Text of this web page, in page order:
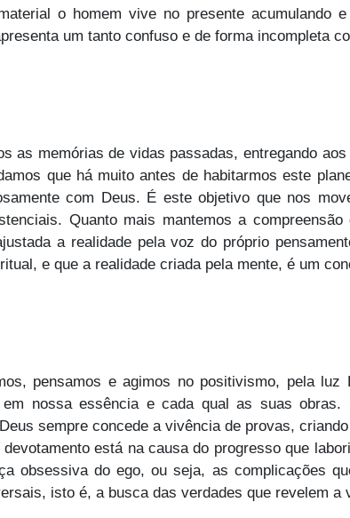
o homem vive no presente acumulando
um tanto confuso e de forma incompleta
as memórias de vidas passadas, entregando
que há muito antes de habitarmos este
com Deus. É este objetivo que nos
Quanto mais mantemos a
a realidade pela voz do próprio
e que a realidade criada pela mente, é um
pensamos e agimos no positivismo, pela
em nossa essência e cada qual as suas
sempre concede a vivência de provas,
devotamento está na causa do progresso que
obsessiva do ego, ou seja, as complicações
isto é, a busca das verdades que revelem a